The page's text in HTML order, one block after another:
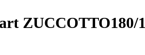
ZUCCOTTO180/1